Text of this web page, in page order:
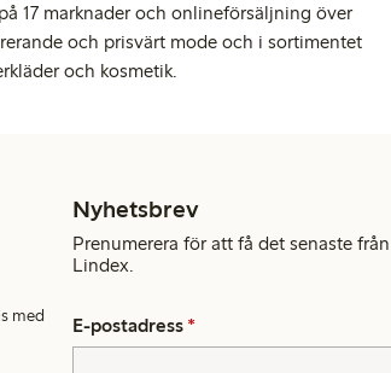
17 marknader och onlineförsäljning över
och prisvärt mode och i sortimentet
och kosmetik.
med
Nyhetsbrev
Prenumerera för att få det senaste från
Lindex.
E-postadress *